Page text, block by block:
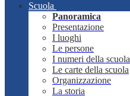
Scuola
Panoramica
Presentazione
I luoghi
Le persone
I numeri della scuola
Le carte della scuola
Organizzazione
La storia